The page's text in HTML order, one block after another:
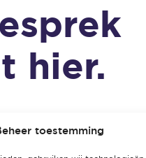
toestemming
hier.